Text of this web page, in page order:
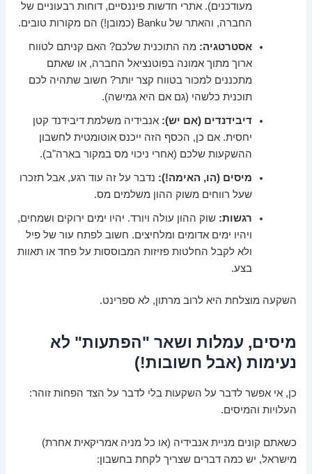
מעודכנים). אתרי חדשות פיננסיים, דוחות רבעוניים של
החברה, והאתר של Banku (כמובן!) הם מקורות טובים.
אסטרטגיה: מה התוכנית שלכם? האם קניתם לטווח
ארוך מתוך אמונה בפוטנציאל החברה, או שאתם
מתכננים למכור בטווח קצר יותר? חשוב שתהיה לכם
תוכנית כלשהי (גם אם היא גמישה).
דיבידנדים (אם יש): אנבידיה משלמת דיבידנד קטן
יחסית. אם כן, הכסף הזה ייכנס אוטומטית לחשבון
ההשקעות שלכם (אחרי ניכוי מס במקור בארה"ב).
מיסים (הו, האימה!): נדבר על זה עוד רגע, אבל תזכרו
שעל רווחים משוק ההון משלמים מס.
רגשות: שוק ההון עולה ויורד. יהיו ימים ירוקים ושמחים,
ויהיו ימים אדומים ומלחיצים. חשוב לפתח עור של פיל
ולא לקבל החלטות פזיזות המבוססות על פחד או תאוות
בצע.
השקעה מוצלחת היא לרוב מרתון, לא ספרינט.
מיסים, עמלות ושאר "הפתעות" לא
נעימות (אבל חשובות!)
כן, אי אפשר לדבר על השקעות בלי לדבר על הצד הפחות זוהר:
העלויות והמיסים.
כשאתם קונים מניית אנבידיה (או כל מניה אמריקאית אחרת)
מישראל, יש כמה דברים שצריך לקחת בחשבון: